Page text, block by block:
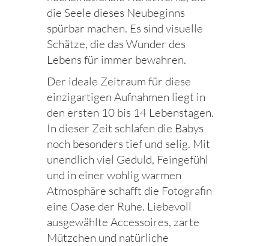
die Seele dieses Neubeginns
spürbar machen. Es sind visuelle
Schätze, die das Wunder des
Lebens für immer bewahren.
Der ideale Zeitraum für diese
einzigartigen Aufnahmen liegt in
den ersten 10 bis 14 Lebenstagen.
In dieser Zeit schlafen die Babys
noch besonders tief und selig. Mit
unendlich viel Geduld, Feingefühl
und in einer wohlig warmen
Atmosphäre schafft die Fotografin
eine Oase der Ruhe. Liebevoll
ausgewählte Accessoires, zarte
Mützchen und natürliche